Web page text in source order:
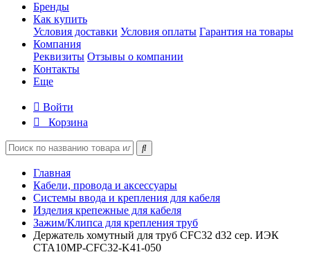
Бренды
Как купить
Условия доставки Условия оплаты Гарантия на товары
Компания
Реквизиты Отзывы о компании
Контакты
Еще
Войти
Корзина
Главная
Кабели, провода и аксессуары
Системы ввода и крепления для кабеля
Изделия крепежные для кабеля
Зажим/Клипса для крепления труб
Держатель хомутный для труб CFC32 d32 сер. ИЭК
CTA10MP-CFC32-K41-050